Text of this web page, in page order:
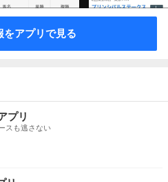
をアプリで見る
プリ
スも逃さない